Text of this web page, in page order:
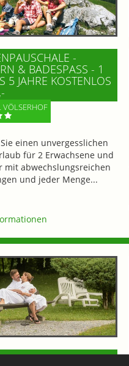
-
& BADESPASS - 1 K
JAHRE KOSTENLOS
VÖLSERHOF
einen unvergesslichen
für 2 Erwachsene und
mit abwechslungsreichen
und jeder Menge...
GESCHENKT!